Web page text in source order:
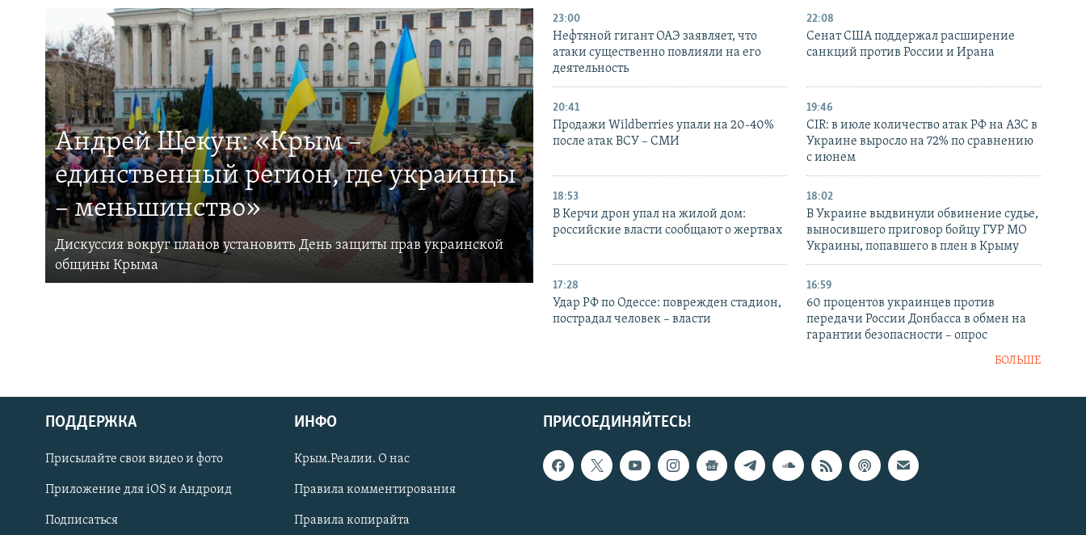
Українською
Qırımtatar
ПРИСОЕДИНЯЙТЕСЬ!
Андрей Щекун: «Крым –
единственный регион, где украинцы
– меньшинство»
Дискуссия вокруг планов установить День защиты прав украинской
общины Крыма
23:00
Нефтяной гигант ОАЭ заявляет, что
атаки существенно повлияли на его
деятельность
22:08
Сенат США поддержал расширение
санкций против России и Ирана
20:41
Продажи Wildberries упали на 20-40%
после атак ВСУ – СМИ
19:46
CIR: в июле количество атак РФ на АЗС в
Украине выросло на 72% по сравнению
с июнем
18:53
В Керчи дрон упал на жилой дом:
российские власти сообщают о жертвах
18:02
В Украине выдвинули обвинение судье,
выносившего приговор бойцу ГУР МО
Украины, попавшего в плен в Крыму
17:28
Удар РФ по Одессе: поврежден стадион,
пострадал человек – власти
16:59
60 процентов украинцев против
передачи России Донбасса в обмен на
гарантии безопасности – опрос
БОЛЬШЕ
ПРИСОЕДИНЯЙТЕСЬ!
ПОДДЕРЖКА
Присылайте свои видео и фото
Приложение для iOS и Андроид
Подписаться
ИНФО
Крым.Реалии. О нас
Правила комментирования
Правила копирайта